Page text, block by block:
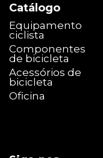
Catálogo
Equipamento
ciclista
Componentes
de bicicleta
Acessórios de
bicicleta
Oficina